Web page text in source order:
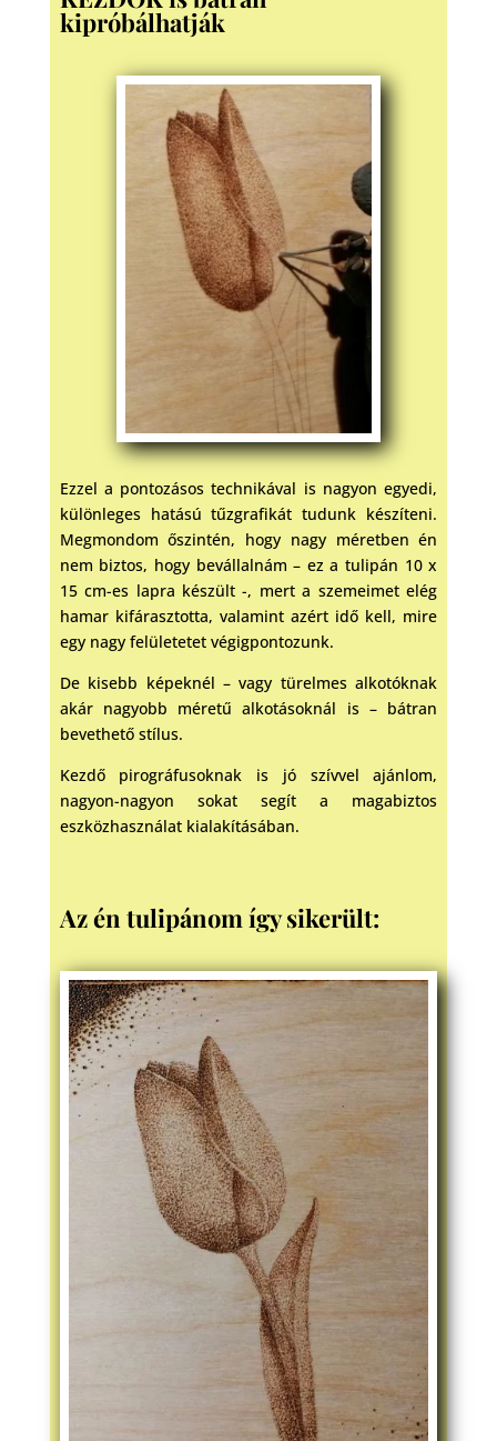
kipróbálhatják
Ezzel a pontozásos technikával is nagyon egyedi,
különleges hatású tűzgrafikát tudunk készíteni.
Megmondom őszintén, hogy nagy méretben én
nem biztos, hogy bevállalnám – ez a tulipán 10 x
15 cm-es lapra készült -, mert a szemeimet elég
hamar kifárasztotta, valamint azért idő kell, mire
egy nagy felületetet végigpontozunk.
De kisebb képeknél – vagy türelmes alkotóknak
akár nagyobb méretű alkotásoknál is – bátran
bevethető stílus.
Kezdő pirográfusoknak is jó szívvel ajánlom,
nagyon-nagyon sokat segít a magabiztos
eszközhasználat kialakításában.
Az én tulipánom így sikerült: